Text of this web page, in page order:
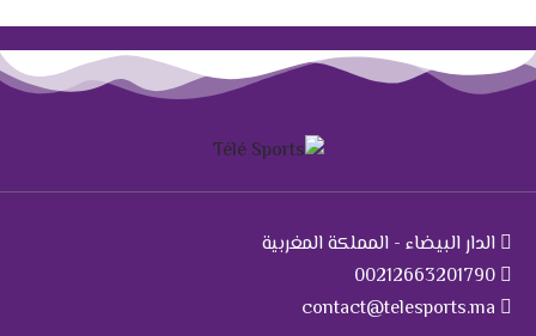
الدار البيضاء - المملكة المغربية
00212663201790
contact@telesports.ma